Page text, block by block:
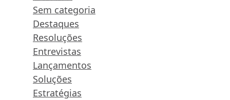
Sem categoria
Destaques
Resoluções
Entrevistas
Lançamentos
Soluções
Estratégias